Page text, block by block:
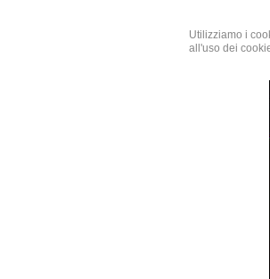
Utilizziamo i
all'uso dei